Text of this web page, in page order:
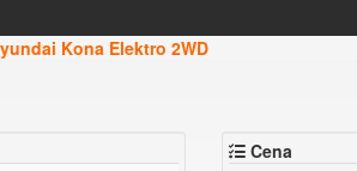
Kona Elektro 2WD
Cena